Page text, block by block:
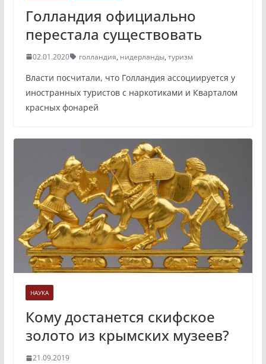
Голландия официально
перестала существовать
02.01.2020 голландия, нидерланды, туризм
Власти посчитали, что Голландия ассоциируется у
иностранных туристов с наркотиками и Кварталом
красных фонарей
НАУКА
Кому достанется скифское
золото из крымских музеев?
21.09.2019